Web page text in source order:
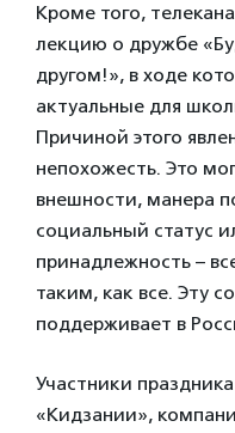
Кроме того,
лекцию о дружбе
другом!», в ходе
актуальные для
Причиной этого
непохожесть. Это
внешности, манера
социальный статус
принадлежность –
таким, как все. Эту
поддерживает в
Участники
«Кидзании»,